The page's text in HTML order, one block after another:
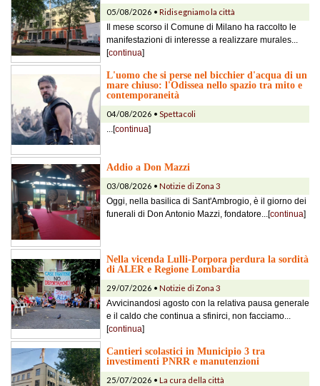
05/08/2026 • Ridisegniamo la città
Il mese scorso il Comune di Milano ha raccolto le
manifestazioni di interesse a realizzare murales...
[continua]
L'uomo che si perse nel bicchier d'acqua di un
mare chiuso: l'Odissea nello spazio tra mito e
contemporaneità
04/08/2026 • Spettacoli
...[continua]
Addio a Don Mazzi
03/08/2026 • Notizie di Zona 3
Oggi, nella basilica di Sant'Ambrogio, è il giorno dei
funerali di Don Antonio Mazzi, fondatore...[continua]
Nella vicenda Lulli-Porpora perdura la sordità
di ALER e Regione Lombardia
29/07/2026 • Notizie di Zona 3
Avvicinandosi agosto con la relativa pausa generale
e il caldo che continua a sfinirci, non facciamo...
[continua]
Cantieri scolastici in Municipio 3 tra
investimenti PNRR e manutenzioni
25/07/2026 • La cura della città